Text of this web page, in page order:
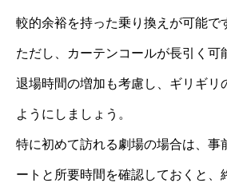
較的余裕を持った乗り換えが可能で
ただし、カーテンコールが長引く可
退場時間の増加も考慮し、ギリギリ
ようにしましょう。
特に初めて訪れる劇場の場合は、事
ートと所要時間を確認しておくと、